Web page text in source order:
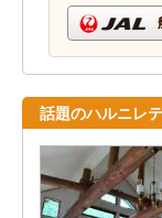
話題のハルニレ